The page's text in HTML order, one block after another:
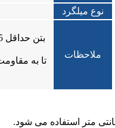
نوع میلگرد
ملاحظات
تا به